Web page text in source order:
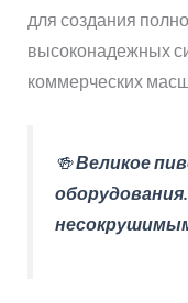
для создания
высоконадежных
коммерческих
🍻Великое